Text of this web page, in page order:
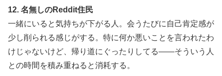
12. 名無しのReddit住民
一緒にいると気持ちが下がる人。会うたびに自己肯定感が
少し削られる感じがする。特に何か悪いことを言われたわ
けじゃないけど、帰り道にぐったりしてる——そういう人
との時間を積み重ねると消耗する。